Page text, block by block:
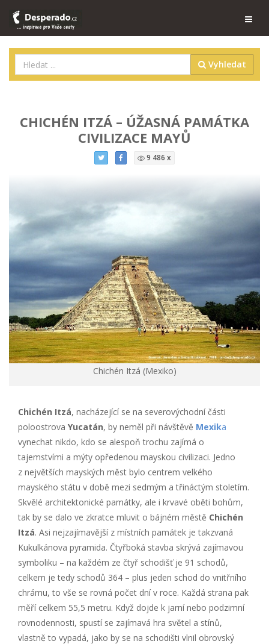
Vyhledat
CHICHÉN ITZÁ – ÚŽASNÁ PAMÁTKA
CIVILIZACE MAYŮ
9 486 x
Chichén Itzá (Mexiko)
Chichén Itzá, nacházející se na severovýchodní části
poloostrova Yucatán, by neměl při návštěvě Mexika
vynechat nikdo, kdo se alespoň trochu zajímá o
tajemstvími a mýty opředenou mayskou civilizaci. Jedno
z největších mayských měst bylo centrem velkého
mayského státu v době mezi sedmým a třináctým stoletím.
Skvělé architektonické památky, ale i krvavé oběti bohům,
tak by se dalo ve zkratce mluvit o bájném městě Chichén
Itzá. Asi nejzajímavější z místních památek je takzvaná
Kukulkánova pyramida. Čtyřboká stavba skrývá zajímavou
symboliku – na každém ze čtyř schodišť je 91 schodů,
celkem je tedy schodů 364 – plus jeden schod do vnitřního
chrámu, to vše se rovná počet dní v roce. Každá strana pak
měří celkem 55,5 metru. Když dojde k jarní nebo podzimní
rovnodennosti, spustí se zajímavá hra světel a stínů,
vlastně to vypadá, jako by se na schodišti vlnil obrovský